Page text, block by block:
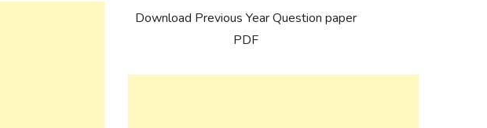
Download Previous Year Question paper
PDF